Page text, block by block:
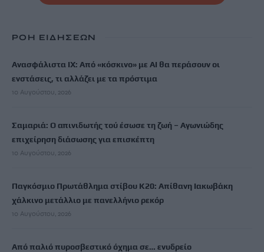
ΡΟΗ ΕΙΔΗΣΕΩΝ
Ανασφάλιστα ΙΧ: Από «κόσκινο» με AI θα περάσουν οι
ενστάσεις, τι αλλάζει με τα πρόστιμα
10 Αυγούστου, 2026
Σαμαριά: Ο απινιδωτής τού έσωσε τη ζωή – Αγωνιώδης
επιχείρηση διάσωσης για επισκέπτη
10 Αυγούστου, 2026
Παγκόσμιο Πρωτάθλημα στίβου Κ20: Απίθανη Ιακωβάκη
χάλκινο μετάλλιο με πανελλήνιο ρεκόρ
10 Αυγούστου, 2026
Από παλιό πυροσβεστικό όχημα σε… ενυδρείο